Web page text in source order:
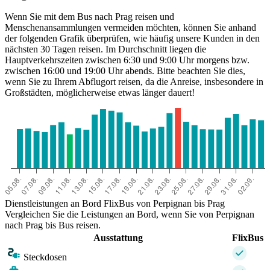
Perpignan
Wenn Sie mit dem Bus nach Prag reisen und
Menschenansammlungen vermeiden möchten, können Sie anhand
der folgenden Grafik überprüfen, wie häufig unsere Kunden in den
nächsten 30 Tagen reisen. Im Durchschnitt liegen die
Hauptverkehrszeiten zwischen 6:30 und 9:00 Uhr morgens bzw.
zwischen 16:00 und 19:00 Uhr abends. Bitte beachten Sie dies,
wenn Sie zu Ihrem Abflugort reisen, da die Anreise, insbesondere in
Großstädten, möglicherweise etwas länger dauert!
Dienstleistungen an Bord FlixBus von Perpignan bis Prag
Vergleichen Sie die Leistungen an Bord, wenn Sie von Perpignan
nach Prag bis Bus reisen.
Ausstattung
FlixBus
Steckdosen